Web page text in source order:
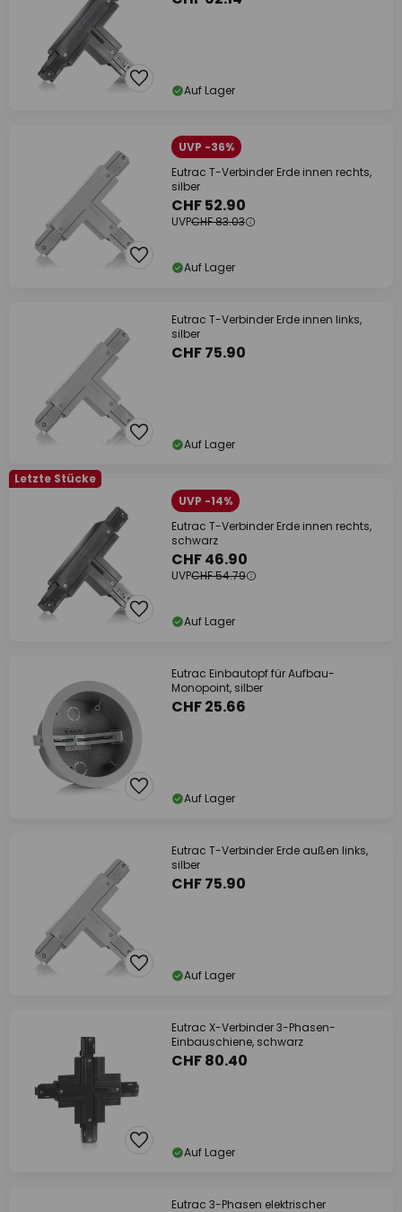
Auf Lager
UVP -36%
Eutrac T-Verbinder Erde innen rechts,
silber
CHF 52.90
UVPCHF 83.03
Auf Lager
Eutrac T-Verbinder Erde innen links,
silber
CHF 75.90
Auf Lager
Letzte Stücke
UVP -14%
Eutrac T-Verbinder Erde innen rechts,
schwarz
CHF 46.90
UVPCHF 54.79
Auf Lager
Eutrac Einbautopf für Aufbau-
Monopoint, silber
CHF 25.66
Auf Lager
Eutrac T-Verbinder Erde außen links,
silber
CHF 75.90
Auf Lager
Eutrac X-Verbinder 3-Phasen-
Einbauschiene, schwarz
CHF 80.40
Auf Lager
Eutrac 3-Phasen elektrischer